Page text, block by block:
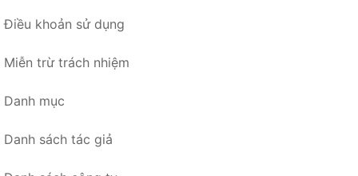
Điều khoản sử dụng
Miễn trừ trách nhiệm
Danh mục
Danh sách tác giả